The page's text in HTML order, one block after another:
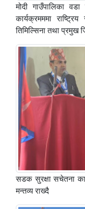
मोदी गाउँपालिका
कार्यक्रमममा
तिमिल्सिना तथा प्रमुख
सडक सुरक्षा सचेतना
मन्तव्य राख्दै